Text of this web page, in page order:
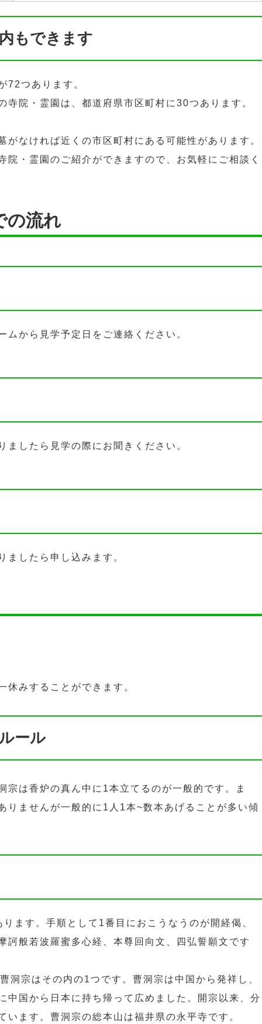
もできます
72つあります。
寺院・霊園は、都道府県市区町村に30つあります。
がなければ近くの市区町村にある可能性があります。
院・霊園のご紹介ができますので、お気軽にご相談く
の流れ
から見学予定日をご連絡ください。
したら見学の際にお聞きください。
ましたら申し込みます。
休みすることができます。
ール
宗は香炉の真ん中に1本立てるのが一般的です。ま
りませんが一般的に1人1本~数本あげることが多い傾
ます。手順として1番目におこうなうのが開経偈、
訶般若波羅蜜多心経、本尊回向文、四弘誓願文です
洞宗はその内の1つです。曹洞宗は中国から発祥し、
中国から日本に持ち帰って広めました。開宗以来、分
います。曹洞宗の総本山は福井県の永平寺です。